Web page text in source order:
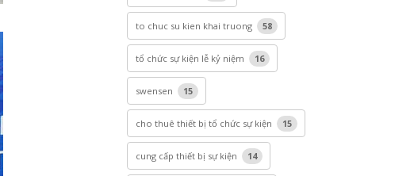
to chuc su kien khai truong 58
tổ chức sự kiện lễ kỷ niệm 16
swensen 15
cho thuê thiết bị tổ chức sự kiện 15
cung cấp thiết bị sự kiện 14